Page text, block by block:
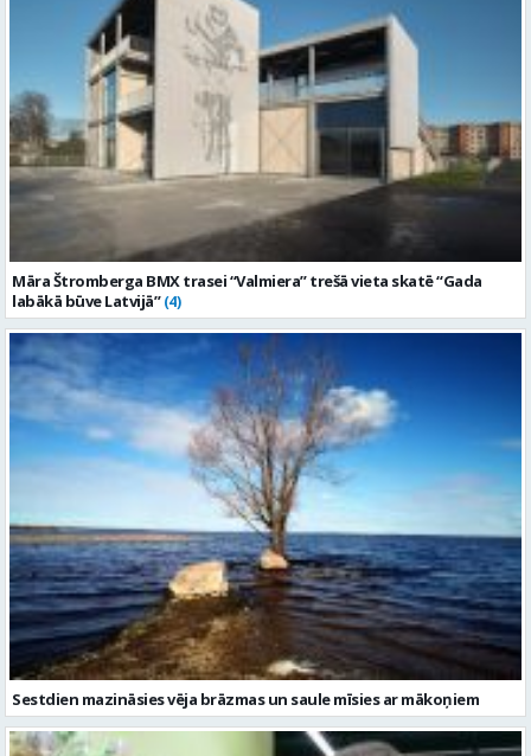
Māra Štromberga BMX trasei “Valmiera” trešā vieta skatē “Gada
labākā būve Latvijā” (4)
Sestdien mazināsies vēja brāzmas un saule mīsies ar mākoņiem